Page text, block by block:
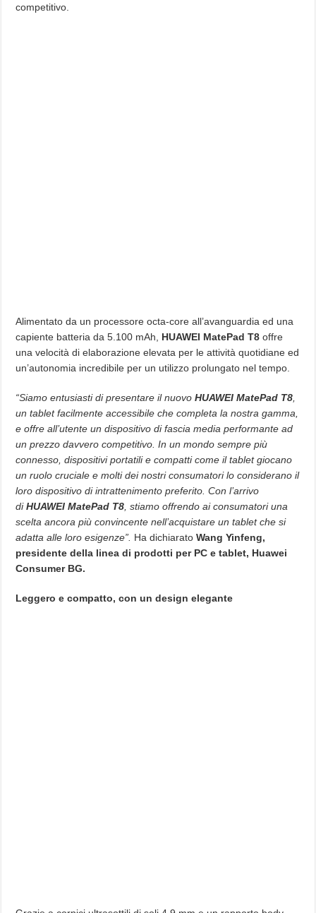
competitivo.
Alimentato da un processore octa-core all’avanguardia ed una
capiente batteria da 5.100 mAh, HUAWEI MatePad T8 offre
una velocità di elaborazione elevata per le attività quotidiane ed
un’autonomia incredibile per un utilizzo prolungato nel tempo.
“Siamo entusiasti di presentare il nuovoHUAWEI MatePad T8
un tablet facilmente accessibile che completa la nostra gamma,
e offre all’utente un dispositivo di fascia media performante ad
un prezzo davvero competitivo. In un mondo sempre più
connesso, dispositivi portatili e compatti come il tablet giocano
un ruolo cruciale e molti dei nostri consumatori lo considerano il
loro dispositivo di intrattenimento preferito. Con l’arrivo
diHUAWEI MatePad T8 , stiamo offrendo ai consumatori una
scelta ancora più convincente nell’acquistare un tablet che si
adatta alle loro esigenze”. Ha dichiaratoWang Yinfeng,
presidente della linea di prodotti per PC e tablet, Huawei
Consumer BG.
Leggero e compatto, con un design elegante